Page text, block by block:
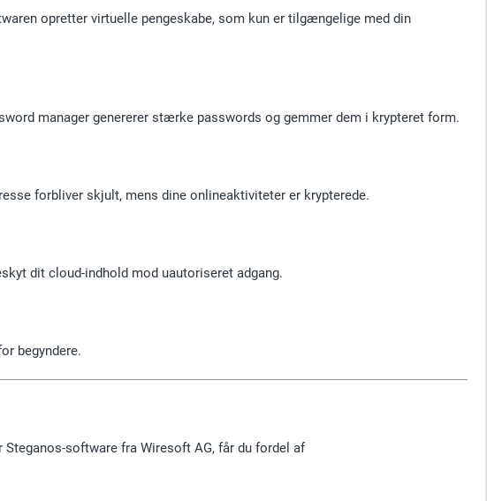
opretter virtuelle pengeskabe, som kun er tilgængelige med din
manager genererer stærke passwords og gemmer dem i krypteret form.
forbliver skjult, mens dine onlineaktiviteter er krypterede.
dit cloud-indhold mod uautoriseret adgang.
begyndere.
software fra Wiresoft AG, får du fordel af